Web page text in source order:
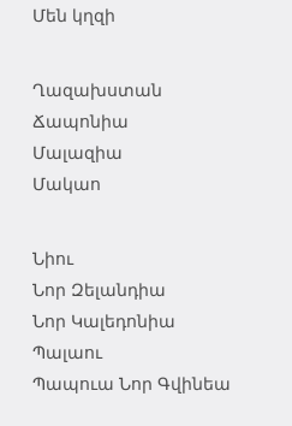
Մեն կղզի
Ղազախստան
Ճապոնիա
Մալազիա
Մակաո
Նիու
Նոր Զելանդիա
Նոր Կալեդոնիա
Պալաու
Պապուա Նոր Գվինեա